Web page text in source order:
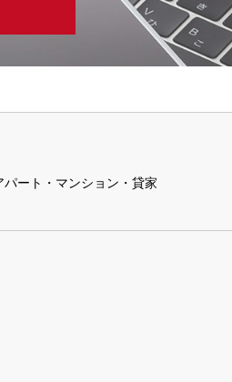
パート・マンション・貸家